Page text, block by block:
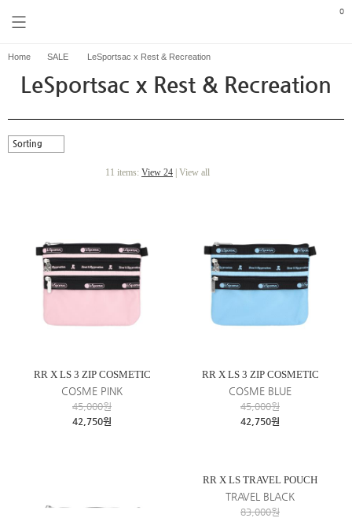
0
Home SALE LeSportsac x Rest & Recreation
LeSportsac x Rest & Recreation
Sorting
11 items: View 24 View all
RR X LS 3 ZIP COSMETIC
COSME PINK
45,000원
42,750원
RR X LS 3 ZIP COSMETIC
COSME BLUE
45,000원
42,750원
RR X LS TRAVEL POUCH
TRAVEL BLACK
83,000원